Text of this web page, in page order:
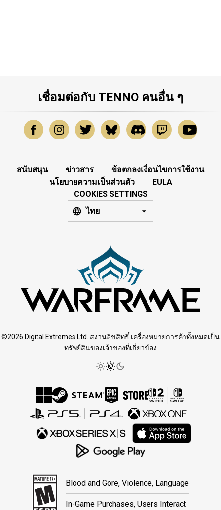
เชื่อมต่อกับ TENNO คนอื่น ๆ
สนับสนุน ข่าวสาร
ข้อตกลงเงื่อนไขการใช้งาน
นโยบายความเป็นส่วนตัว
EULA
COOKIES SETTINGS
ไทย
©2026 Digital Extremes Ltd. สงวนลิขสิทธิ์ เครื่องหมายการค้าทั้งหมดเป็น
ทรัพย์สินของเจ้าของที่เกี่ยวข้อง
Blood and Gore, Violence, Language
In-Game Purchases, Users Interact